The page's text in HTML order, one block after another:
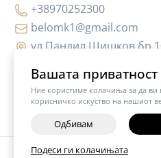
Вашата приватност
Ние користиме колачиња за да
корисничко искуство на нашиот
Одбивам
Подеси ги колачињата
+38970252300
belomk1@gmail.com
ул.Пандил Шишков
©2026Vendor x